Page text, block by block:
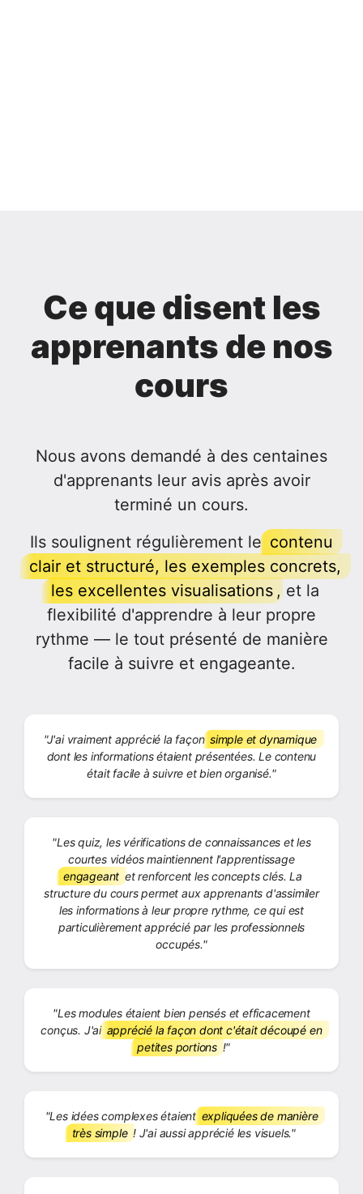
Ce que disent les
apprenants de nos
cours
Nous avons demandé à des centaines
d'apprenants leur avis après avoir
terminé un cours.
Ils soulignent régulièrement le contenu
clair et structuré, les exemples concrets,
les excellentes visualisations , et la
flexibilité d'apprendre à leur propre
rythme — le tout présenté de manière
facile à suivre et engageante.
"J'ai vraiment apprécié la façon simple et dynamique
dont les informations étaient présentées. Le contenu
était facile à suivre et bien organisé."
"Les quiz, les vérifications de connaissances et les
courtes vidéos maintiennent l'apprentissage
engageant et renforcent les concepts clés. La
structure du cours permet aux apprenants d'assimiler
les informations à leur propre rythme, ce qui est
particulièrement apprécié par les professionnels
occupés."
"Les modules étaient bien pensés et efficacement
conçus. J'ai apprécié la façon dont c'était découpé en
petites portions !"
"Les idées complexes étaient expliquées de manière
très simple ! J'ai aussi apprécié les visuels."